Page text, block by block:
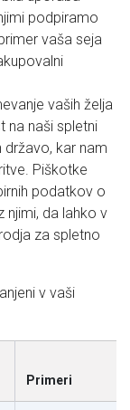
podpiramo
vaša seja
vaših želja
na naši spletni
državo, kar nam
Piškotke
podatkov o
njimi, da lahko v
za spletno
v vaši
Primeri